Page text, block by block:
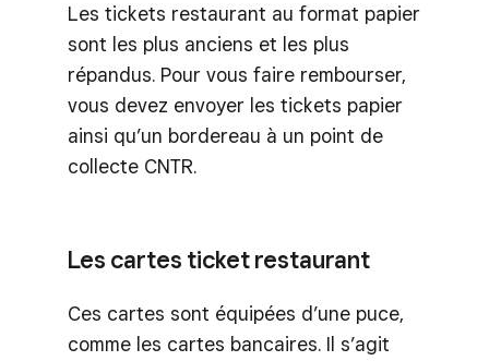
Les tickets restaurant au format papier
sont les plus anciens et les plus
répandus. Pour vous faire rembourser,
vous devez envoyer les tickets papier
ainsi qu’un bordereau à un point de
collecte CNTR.
Les cartes ticket restaurant
Ces cartes sont équipées d’une puce,
comme les cartes bancaires. Il s’agit